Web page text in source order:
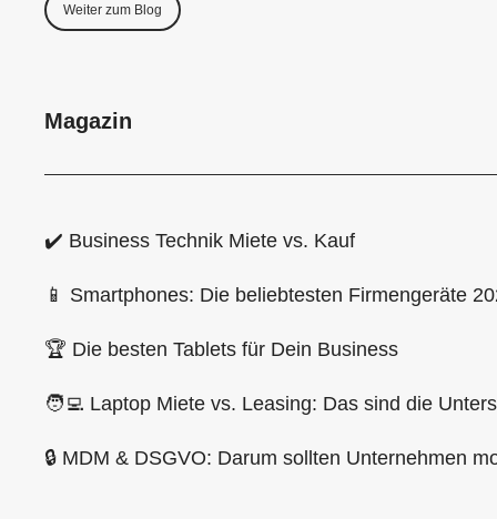
Weiter zum Blog
Magazin
✔️ Business Technik Miete vs. Kauf
📱 Smartphones: Die beliebtesten Firmengeräte
🏆 Die besten Tablets für Dein Business
🧑‍💻 Laptop Miete vs. Leasing: Das sind die
🔒 MDM & DSGVO: Darum sollten Unternehmen